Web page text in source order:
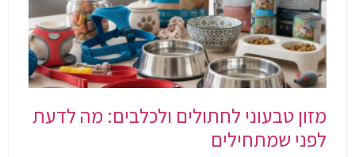
מזון טבעוני לחתולים ולכלבים: מה לדעת
לפני שמתחילים